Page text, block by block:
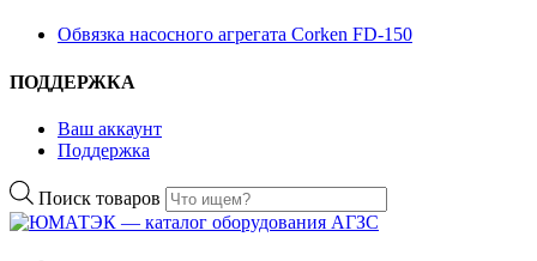
Обвязка насосного агрегата Corken FD-150
ПОДДЕРЖКА
Ваш аккаунт
Поддержка
Поиск товаров